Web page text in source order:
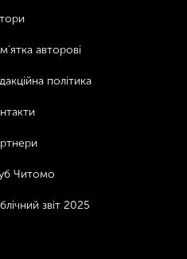
авторові
політика
Читомо
звіт 2025